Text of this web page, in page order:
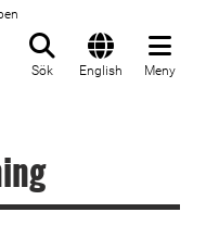
Sök English Meny